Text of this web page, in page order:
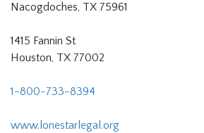
Nacogdoches, TX 75961
1415 Fannin St
Houston, TX 77002
1-800-733-8394
www.lonestarlegal.org